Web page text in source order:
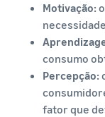
Motivação:
consumo
Percepção:
fator que